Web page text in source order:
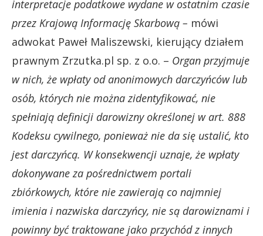
interpretacje podatkowe wydane w ostatnim czasie
przez Krajową Informację Skarbową – mówi
adwokat Paweł Maliszewski, kierujący działem
prawnym Zrzutka.pl sp. z o.o. – Organ przyjmuje
w nich, że wpłaty od anonimowych darczyńców lub
osób, których nie można zidentyfikować, nie
spełniają definicji darowizny określonej w art. 888
Kodeksu cywilnego, ponieważ nie da się ustalić, kto
jest darczyńcą. W konsekwencji uznaje, że wpłaty
dokonywane za pośrednictwem portali
zbiórkowych, które nie zawierają co najmniej
imienia i nazwiska darczyńcy, nie są darowiznami i
powinny być traktowane jako przychód z innych